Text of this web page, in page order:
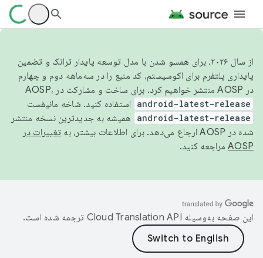
از سال ۲۰۲۶، برای همسو شدن با مدل توسعه پایدار ترانک و تضمین
پایداری پلتفرم برای اکوسیستم، کد منبع را در سه‌ماهه دوم و چهارم
در AOSP منتشر خواهیم کرد. برای ساخت و مشارکت در AOSP،
android-latest-release استفاده کنید. شاخه مانیفست
android-latest-release
همیشه به جدیدترین نسخه منتشر
شده در AOSP ارجاع می‌دهد. برای اطلاعات بیشتر، به
تغییرات در
AOSP مراجعه کنید.
این صفحه به‌وسیله ترجمه شده است.